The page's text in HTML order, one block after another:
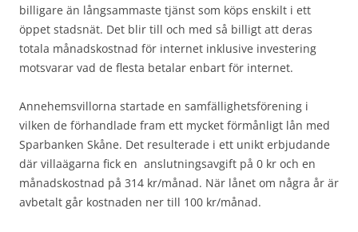
billigare än långsammaste tjänst som köps enskilt i ett
öppet stadsnät. Det blir till och med så billigt att deras
totala månadskostnad för internet inklusive investering
motsvarar vad de flesta betalar enbart för internet.
Annehemsvillorna startade en samfällighetsförening i
vilken de förhandlade fram ett mycket förmånligt lån med
Sparbanken Skåne. Det resulterade i ett unikt erbjudande
där villaägarna fick en anslutningsavgift på 0 kr och en
månadskostnad på 314 kr/månad. När lånet om några år är
avbetalt går kostnaden ner till 100 kr/månad.